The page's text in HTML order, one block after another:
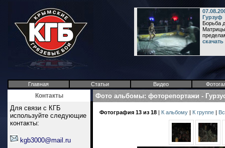
Гурзуф
Борьба
Главная Статьи Видео
Контакты
Для связи с КГБ
используйте следующие
контакты:
kgb3000@mail.ru
Фото альбомы: фоторепортажи -
Фотография 13 из 18 | К альбому | К группе |